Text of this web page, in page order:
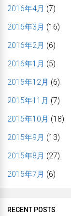
2016年4月 (7)
2016年3月 (16)
2016年2月 (6)
2016年1月 (5)
2015年12月 (6)
2015年11月 (7)
2015年10月 (18)
2015年9月 (13)
2015年8月 (27)
2015年7月 (6)
RECENT POSTS